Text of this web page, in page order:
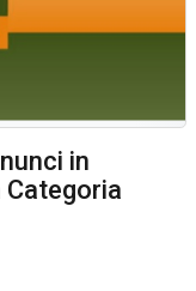
in
Categoria